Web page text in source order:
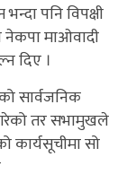
पनि विपक्षी
नेकपा माओवादी
दिए ।
सार्वजनिक
गरेको तर सभामुखले
सो